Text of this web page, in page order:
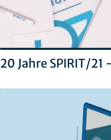
20 Jahre SPIRIT/